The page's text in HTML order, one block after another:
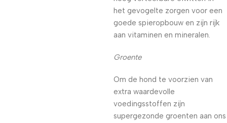
het gevogelte zorgen voor een
goede spieropbouw en zijn rijk
aan vitaminen en mineralen.
Groente
Om de hond te voorzien van
extra waardevolle
voedingsstoffen zijn
supergezonde groenten aan ons